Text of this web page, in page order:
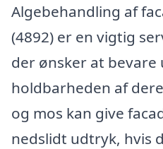
Algebehandling af
(4892) er en vigtig
der ønsker at bevare
holdbarheden af
og mos kan give
nedslidt udtryk, hvis